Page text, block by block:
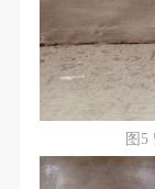
图5
手机号码